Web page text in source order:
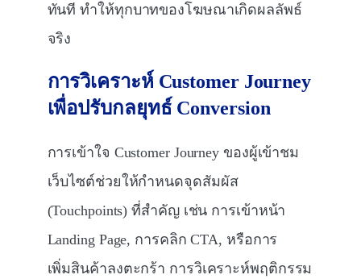
ทันที ทำให้ทุกบาทของโฆษณาเกิดผลลัพธ์
จริง
การวิเคราะห์ Customer Journey
เพื่อปรับกลยุทธ์ Conversion
การเข้าใจ Customer Journey ของผู้เข้าชม
เว็บไซต์ช่วยให้กำหนดจุดสัมผัส
(Touchpoints) ที่สำคัญ เช่น การเข้าหน้า
Landing Page, การคลิก CTA, หรือการ
เพิ่มสินค้าลงตะกร้า การวิเคราะห์พฤติกรรม